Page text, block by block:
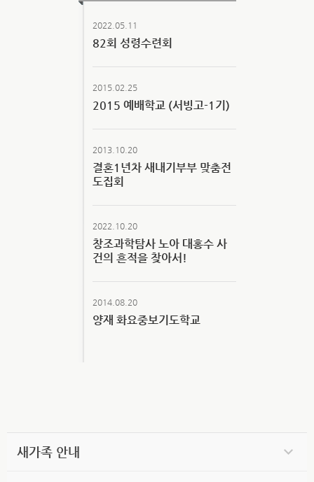
2022.05.11
82회 성령수련회
2015.02.25
2015 예배학교 (서빙고-1기)
2013.10.20
결혼1년차 새내기부부 맞춤전
도집회
2022.10.20
창조과학탐사 노아 대홍수 사
건의 흔적을 찾아서!
2014.08.20
양재 화요중보기도학교
새가족 안내